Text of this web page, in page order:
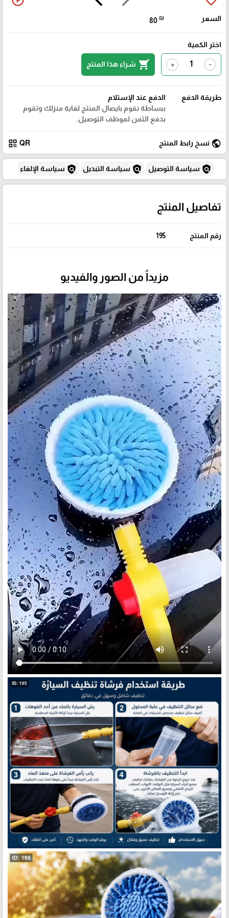
السعر 80 ₪
اختر الكمية
-
+
shopping_cart شراء هذا المنتج
طريقة الدفع
الدفع عند الإستلام
ببساطة نقوم بايصال المنتج لغاية منزلك وتقوم
بدفع الثمن لموظف التوصيل.
public نسخ رابط المنتج QR
qr_code
policy سياسة التوصيل policy سياسة التبديل policy سياسة الإلغاء
تفاصيل المنتج
رقم المنتج 195
مزيداً من الصور والفيديو